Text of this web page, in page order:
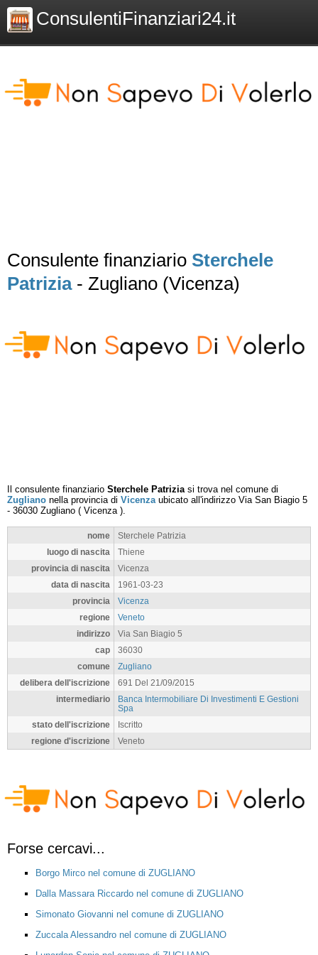
ConsulentiFinanziari24.it
Consulente finanziario Sterchele
Patrizia- Zugliano (Vicenza)
Il consulente finanziario Sterchele Patriziasi trova nel comune di
Zugliano nella provincia di Vicenzaubicato all'indirizzo Via San Biagio 5
- 36030 Zugliano ( Vicenza).
nome
Sterchele Patrizia
luogo di nascita
Thiene
provincia di nascita
Vicenza
data di nascita
1961-03-23
provincia
Vicenza
regione
Veneto
indirizzo
Via San Biagio 5
cap
36030
comune
Zugliano
delibera dell'iscrizione
691 Del 21/09/2015
intermediario
Banca Intermobiliare Di Investimenti E Gestioni
Spa
stato dell'iscrizione
Iscritto
regione d'iscrizione
Veneto
Forse cercavi...
Borgo Mirco nel comune di ZUGLIANO
Dalla Massara Riccardo nel comune di ZUGLIANO
Simonato Giovanni nel comune di ZUGLIANO
Zuccala Alessandro nel comune di ZUGLIANO